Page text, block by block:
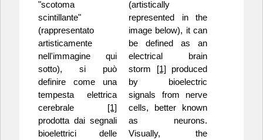
"scotoma
scintillante"
(rappresentato
artisticamente
nell'immagine qui
sotto), si può
definire come una
tempesta elettrica
cerebrale [1]
prodotta dai segnali
bioelettrici delle
(artistically
represented in the
image below), it can
be defined as an
electrical brain
storm [1]produced
by bioelectric
signals from nerve
cells, better known
as neurons.
Visually, the